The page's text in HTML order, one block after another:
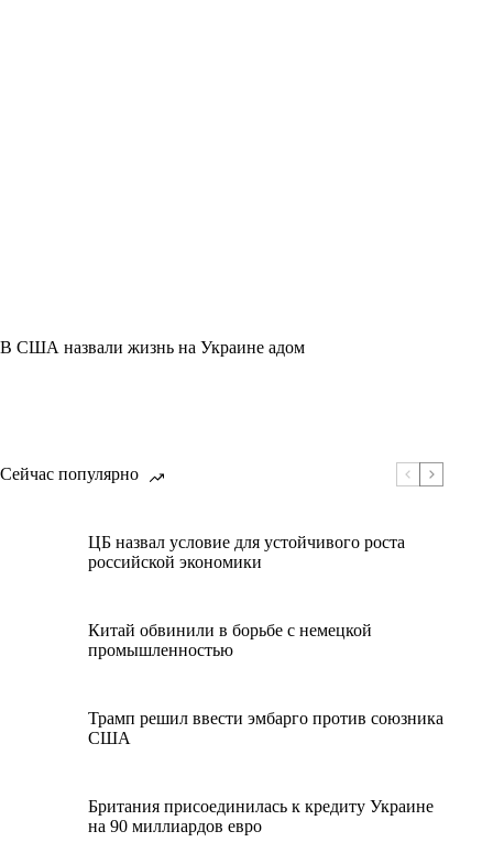
В США назвали жизнь на Украине адом
Сейчас популярно
ЦБ назвал условие для устойчивого роста
российской экономики
Китай обвинили в борьбе с немецкой
промышленностью
Трамп решил ввести эмбарго против союзника
США
Британия присоединилась к кредиту Украине
на 90 миллиардов евро